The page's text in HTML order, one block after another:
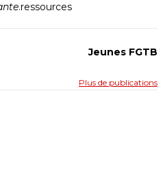
.ressources
Jeunes FGTB
Plus de publications